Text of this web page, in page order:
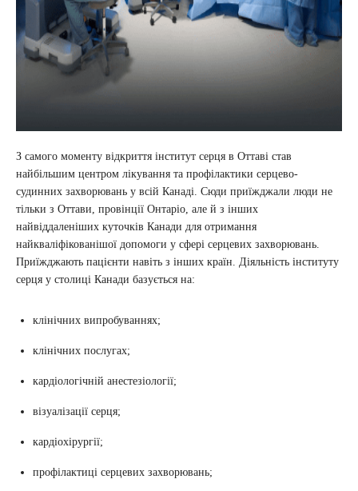
З самого моменту відкриття інститут серця в Оттаві став
найбільшим центром лікування та профілактики серцево-
судинних захворювань у всій Канаді. Сюди приїжджали люди не
тільки з Оттави, провінції Онтаріо, але й з інших
найвіддаленіших куточків Канади для отримання
найкваліфікованішої допомоги у сфері серцевих захворювань.
Приїжджають пацієнти навіть з інших країн. Діяльність інституту
серця у столиці Канади базується на:
клінічних випробуваннях;
клінічних послугах;
кардіологічній анестезіології;
візуалізації серця;
кардіохірургії;
профілактиці серцевих захворювань;